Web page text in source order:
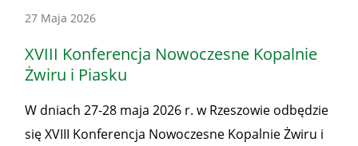
27 Maja 2026Konferencje
Honorowe
Prezesa
WUG
XVIII Konferencja Nowoczesne Kopalnie
Żwiru i Piasku
W dniach 27-28 maja 2026 r. w Rzeszowie odbędzie
się XVIII Konferencja Nowoczesne Kopalnie Żwiru i